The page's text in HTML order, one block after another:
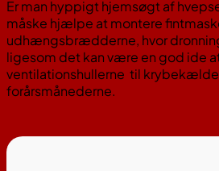
Er man hyppigt hjemsøgt af
måske hjælpe at montere
udhængsbrædderne, hvor
ligesom det kan være en god ide
ventilationshullerne til
forårsmånederne.